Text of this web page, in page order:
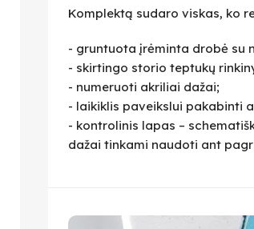
Komplektą sudaro viskas, ko
- gruntuota įrėminta drobė su
- skirtingo storio teptukų
- numeruoti akriliai dažai;
- laikiklis paveikslui pakabinti
- kontrolinis lapas –
dažai tinkami naudoti ant